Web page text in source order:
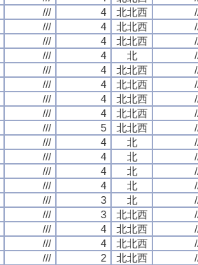
/// 4 北北西
/// 4 北北西
/// 4 北北西
/// 4 北
/// 4 北北西
/// 4 北北西
/// 4 北北西
/// 4 北北西
/// 5 北北西
/// 4 北
/// 4 北
/// 4 北
/// 4 北
/// 3 北
/// 3 北北西
/// 4 北北西
/// 4 北北西
/// 2 北北西